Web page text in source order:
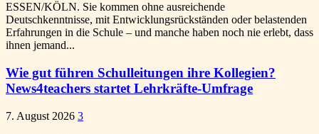
ESSEN/KÖLN. Sie kommen ohne ausreichende
Deutschkenntnisse, mit Entwicklungsrückständen oder belastenden
Erfahrungen in die Schule – und manche haben noch nie erlebt, dass
ihnen jemand...
Wie gut führen Schulleitungen ihre Kollegien?
News4teachers startet Lehrkräfte-Umfrage
7. August 2026 3